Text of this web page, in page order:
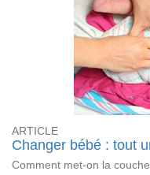
ARTICLE
Changer bébé : tout
Comment met-on la